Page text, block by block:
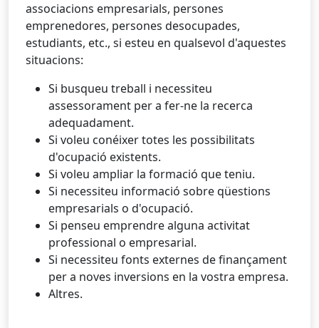
associacions empresarials, persones
emprenedores, persones desocupades,
estudiants, etc., si esteu en qualsevol d'aquestes
situacions:
Si busqueu treball i necessiteu
assessorament per a fer-ne la recerca
adequadament.
Si voleu conéixer totes les possibilitats
d'ocupació existents.
Si voleu ampliar la formació que teniu.
Si necessiteu informació sobre qüestions
empresarials o d'ocupació.
Si penseu emprendre alguna activitat
professional o empresarial.
Si necessiteu fonts externes de finançament
per a noves inversions en la vostra empresa.
Altres.